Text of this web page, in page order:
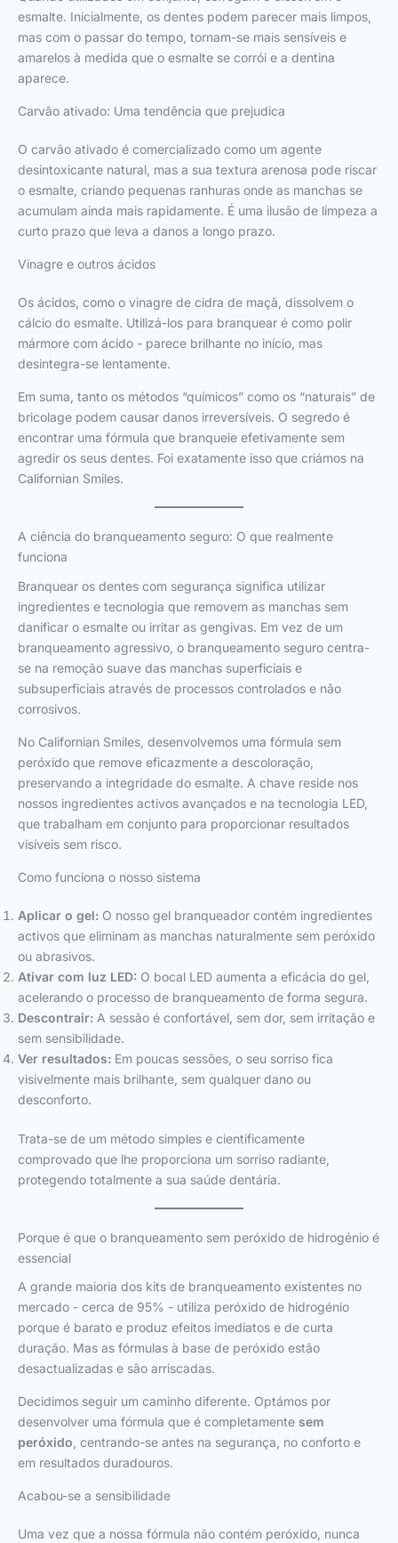
esmalte. Inicialmente, os dentes podem parecer mais limpos,
mas com o passar do tempo, tornam-se mais sensíveis e
amarelos à medida que o esmalte se corrói e a dentina
aparece.
Carvão ativado: Uma tendência que prejudica
O carvão ativado é comercializado como um agente
desintoxicante natural, mas a sua textura arenosa pode riscar
o esmalte, criando pequenas ranhuras onde as manchas se
acumulam ainda mais rapidamente. É uma ilusão de limpeza a
curto prazo que leva a danos a longo prazo.
Vinagre e outros ácidos
Os ácidos, como o vinagre de cidra de maçã, dissolvem o
cálcio do esmalte. Utilizá-los para branquear é como polir
mármore com ácido - parece brilhante no início, mas
desintegra-se lentamente.
Em suma, tanto os métodos “químicos” como os “naturais” de
bricolage podem causar danos irreversíveis. O segredo é
encontrar uma fórmula que branqueie efetivamente sem
agredir os seus dentes. Foi exatamente isso que criámos na
Californian Smiles.
A ciência do branqueamento seguro: O que realmente
funciona
Branquear os dentes com segurança significa utilizar
ingredientes e tecnologia que removem as manchas sem
danificar o esmalte ou irritar as gengivas. Em vez de um
branqueamento agressivo, o branqueamento seguro centra-
se na remoção suave das manchas superficiais e
subsuperficiais através de processos controlados e não
corrosivos.
No Californian Smiles, desenvolvemos uma fórmula sem
peróxido que remove eficazmente a descoloração,
preservando a integridade do esmalte. A chave reside nos
nossos ingredientes activos avançados e na tecnologia LED,
que trabalham em conjunto para proporcionar resultados
visíveis sem risco.
Como funciona o nosso sistema
Aplicar o gel: O nosso gel branqueador contém ingredientes
activos que eliminam as manchas naturalmente sem peróxido
ou abrasivos.
Ativar com luz LED: O bocal LED aumenta a eficácia do gel,
acelerando o processo de branqueamento de forma segura.
Descontrair: A sessão é confortável, sem dor, sem irritação e
sem sensibilidade.
Ver resultados: Em poucas sessões, o seu sorriso fica
visivelmente mais brilhante, sem qualquer dano ou
desconforto.
Trata-se de um método simples e cientificamente
comprovado que lhe proporciona um sorriso radiante,
protegendo totalmente a sua saúde dentária.
Porque é que o branqueamento sem peróxido de hidrogénio é
essencial
A grande maioria dos kits de branqueamento existentes no
mercado - cerca de 95% - utiliza peróxido de hidrogénio
porque é barato e produz efeitos imediatos e de curta
duração. Mas as fórmulas à base de peróxido estão
desactualizadas e são arriscadas.
Decidimos seguir um caminho diferente. Optámos por
desenvolver uma fórmula que é completamente sem
peróxido, centrando-se antes na segurança, no conforto e
em resultados duradouros.
Acabou-se a sensibilidade
Uma vez que a nossa fórmula não contém peróxido, nunca